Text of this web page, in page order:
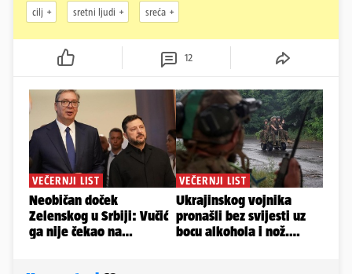
cilj sretni ljudi sreća
12